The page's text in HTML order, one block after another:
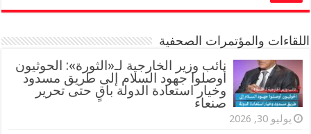
اللقاءات والمؤتمرات الصحفية
‏نائب وزير الخارجية لـ«الثورة»: الحوثيون
أوصلوا جهود السلام إلى طريق مسدود
وخيار استعادة الدولة باقٍ حتى تحرير
صنعاء
يوليو 30, 2026